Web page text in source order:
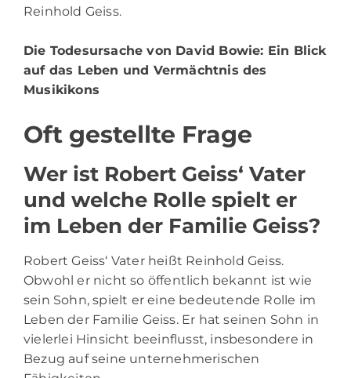
Reinhold Geiss.
Die Todesursache von David Bowie: Ein Blick
auf das Leben und Vermächtnis des
Musikikons
Oft gestellte Frage
Wer ist Robert Geiss‘ Vater
und welche Rolle spielt er
im Leben der Familie Geiss?
Robert Geiss‘ Vater heißt Reinhold Geiss.
Obwohl er nicht so öffentlich bekannt ist wie
sein Sohn, spielt er eine bedeutende Rolle im
Leben der Familie Geiss. Er hat seinen Sohn in
vielerlei Hinsicht beeinflusst, insbesondere in
Bezug auf seine unternehmerischen